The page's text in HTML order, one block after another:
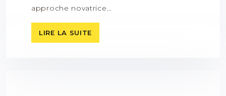
approche novatrice…
LIRE LA SUITE